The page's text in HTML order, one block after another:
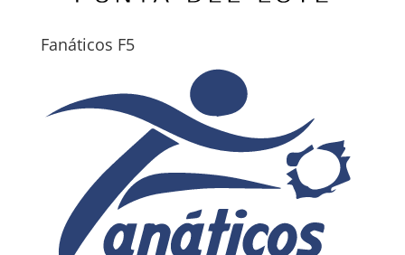
Fanáticos F5